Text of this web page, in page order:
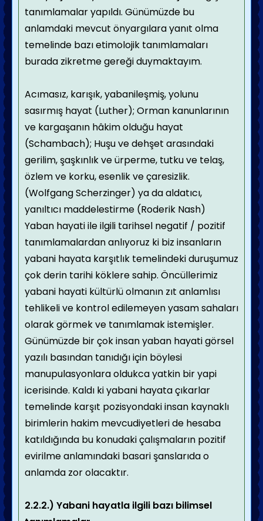
tanımlamalar yapıldı. Günümüzde bu
anlamdaki mevcut önyargılara yanıt olma
temelinde bazı etimolojik tanımlamaları
burada zikretme gereği duymaktayım.
Acımasız, karışık, yabanileşmiş, yolunu
sasırmış hayat (Luther); Orman kanunlarının
ve kargaşanın hâkim olduğu hayat
(Schambach); Huşu ve dehşet arasındaki
gerilim, şaşkınlık ve ürperme, tutku ve telaş,
özlem ve korku, esenlik ve çaresizlik.
(Wolfgang Scherzinger) ya da aldatıcı,
yanıltıcı maddelestirme (Roderik Nash)
Yaban hayati ile ilgili tarihsel negatif / pozitif
tanımlamalardan anlıyoruz ki biz insanların
yabani hayata karşıtlık temelindeki duruşumuz
çok derin tarihi köklere sahip. Öncüllerimiz
yabani hayati kültürlü olmanın zıt anlamlısı
tehlikeli ve kontrol edilemeyen yasam sahaları
olarak görmek ve tanımlamak istemişler.
Günümüzde bir çok insan yaban hayati görsel
yazılı basından tanıdığı için böylesi
manupulasyonlara oldukca yatkin bir yapi
icerisinde. Kaldı ki yabani hayata çıkarlar
temelinde karşıt pozisyondaki insan kaynaklı
birimlerin hakim mevcudiyetleri de hesaba
katıldığında bu konudaki çalışmaların pozitif
evirilme anlamındaki basari şanslarıda o
anlamda zor olacaktır.
2.2.2.) Yabani hayatla ilgili bazı bilimsel